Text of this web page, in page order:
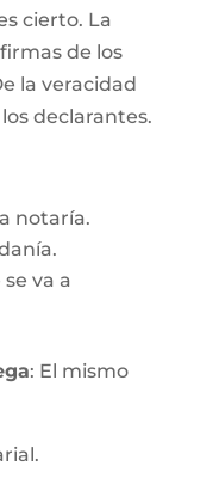
cierto. La
de los
la veracidad
declarantes.
notaría.
va a
: El mismo